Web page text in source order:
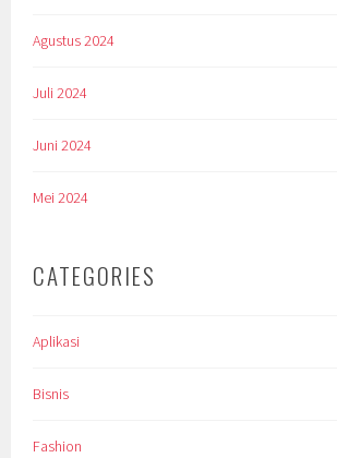
Agustus 2024
Juli 2024
Juni 2024
Mei 2024
CATEGORIES
Aplikasi
Bisnis
Fashion